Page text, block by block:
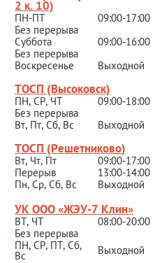
2 к. 10)
ПН-ПТ
09:00-17:00
Без перерыва
Суббота
09:00-16:00
Без перерыва
Воскресенье
Выходной
ТОСП (Высоковск)
ПН, СР, ЧТ
09:00-18:00
Без перерыва
Вт, Пт, Сб, Вс
Выходной
ТОСП (Решетниково)
Вт, Чт, Пт
09:00-17:00
Перерыв
13:00-14:00
Пн, Ср, Сб, Вс
Выходной
УК ООО «ЖЭУ-7 Клин»
ВТ, ЧТ
08:00-20:00
Без перерыва
ПН, СР, ПТ, Сб,
Вс Выходной